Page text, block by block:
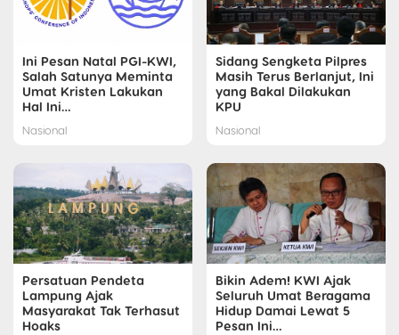
Ini Pesan Natal PGI-KWI,
Salah Satunya Meminta
Umat Kristen Lakukan
Hal Ini…
Nasional
Sidang Sengketa Pilpres
Masih Terus Berlanjut, Ini
yang Bakal Dilakukan
KPU
Nasional
Persatuan Pendeta
Lampung Ajak
Masyarakat Tak Terhasut
Hoaks
Bikin Adem! KWI Ajak
Seluruh Umat Beragama
Hidup Damai Lewat 5
Pesan Ini…